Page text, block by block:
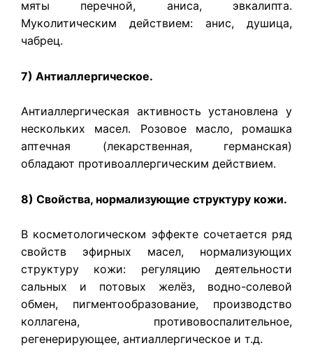
мяты перечной, аниса, эвкалипта.
Муколитическим действием: анис, душица,
чабрец.
7) Антиаллергическое.
Антиаллергическая активность установлена у
нескольких масел. Розовое масло, ромашка
аптечная (лекарственная, германская)
обладают противоаллергическим действием.
8) Свойства, нормализующие структуру кожи.
В косметологическом эффекте сочетается ряд
свойств эфирных масел, нормализующих
структуру кожи: регуляцию деятельности
сальных и потовых желёз, водно-солевой
обмен, пигментообразование, производство
коллагена, противовоспалительное,
регенерирующее, антиаллергическое и т.д.